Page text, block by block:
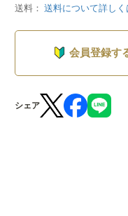
送料： 送料について詳しく
会員登録す
シェア